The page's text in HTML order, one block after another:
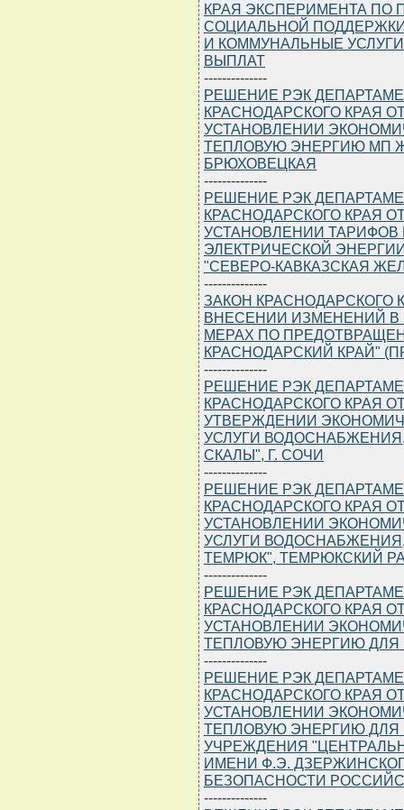
КРАЯ ЭКСПЕРИМЕНТА ПО
СОЦИАЛЬНОЙ
И КОММУНАЛЬНЫЕ
ВЫПЛАТ
--------------
РЕШЕНИЕ РЭК
КРАСНОДАРСКОГО КРАЯ ОТ
УСТАНОВЛЕНИИ
ТЕПЛОВУЮ ЭНЕРГИЮ МП
БРЮХОВЕЦКАЯ
--------------
РЕШЕНИЕ РЭК
КРАСНОДАРСКОГО КРАЯ ОТ
УСТАНОВЛЕНИИ ТАРИФОВ
ЭЛЕКТРИЧЕСКОЙ
"СЕВЕРО-КАВКАЗСКАЯ
--------------
ЗАКОН КРАСНОДАРСКОГО
ВНЕСЕНИИ ИЗМЕНЕНИЙ В
МЕРАХ ПО
КРАСНОДАРСКИЙ КРАЙ"
--------------
РЕШЕНИЕ РЭК
КРАСНОДАРСКОГО КРАЯ ОТ
УТВЕРЖДЕНИИ
УСЛУГИ
СКАЛЫ", Г. СОЧИ
--------------
РЕШЕНИЕ РЭК
КРАСНОДАРСКОГО КРАЯ ОТ
УСТАНОВЛЕНИИ
УСЛУГИ
ТЕМРЮК", ТЕМРЮКСКИЙ
--------------
РЕШЕНИЕ РЭК
КРАСНОДАРСКОГО КРАЯ ОТ
УСТАНОВЛЕНИИ
ТЕПЛОВУЮ ЭНЕРГИЮ ДЛЯ
--------------
РЕШЕНИЕ РЭК
КРАСНОДАРСКОГО КРАЯ ОТ
УСТАНОВЛЕНИИ
ТЕПЛОВУЮ ЭНЕРГИЮ ДЛЯ
УЧРЕЖДЕНИЯ
ИМЕНИ Ф.Э.
БЕЗОПАСНОСТИ
--------------